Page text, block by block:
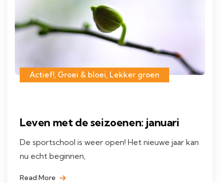
Actief!, Groei & bloei, Lekker groen
Leven met de seizoenen: januari
De sportschool is weer open! Het nieuwe jaar kan
nu echt beginnen,
Read More